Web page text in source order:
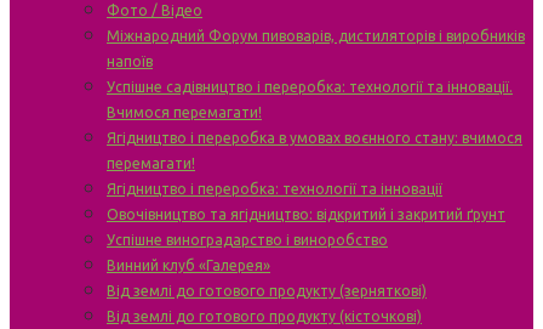
Фото / Відео
Міжнародний Форум пивоварів, дистиляторів і виробників
напоїв
Успішне садівництво і переробка: технології та інновації.
Вчимося перемагати!
Ягідництво і переробка в умовах воєнного стану: вчимося
перемагати!
Ягідництво і переробка: технології та інновації
Овочівництво та ягідництво: відкритий і закритий ґрунт
Успішне виноградарство і виноробство
Винний клуб «Галерея»
Від землі до готового продукту (зерняткові)
Від землі до готового продукту (кісточкові)